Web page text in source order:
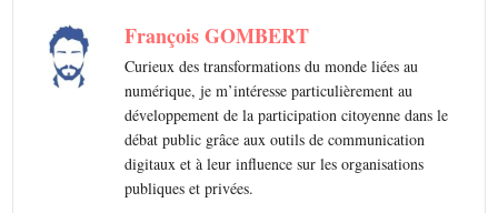
François GOMBERT
Curieux des transformations du monde liées au
numérique, je m’intéresse particulièrement au
développement de la participation citoyenne dans le
débat public grâce aux outils de communication
digitaux et à leur influence sur les organisations
publiques et privées.